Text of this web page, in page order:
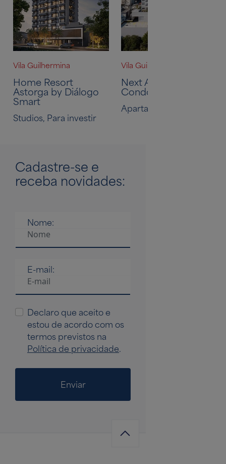
Vila Guilhermina
Home Resort
Astorga by Diálogo
Smart
Studios, Para investir
Vila Guilhermina
Next Astorga
Condomínio Clube
Apartamentos
Cadastre-se e
receba novidades:
Nome:
E-mail:
Declaro que aceito e
estou de acordo com os
termos previstos na
Política de privacidade.
Enviar